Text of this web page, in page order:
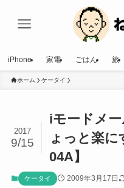
iPhone 家電 ごはん 旅
ホーム ケータイ
iモードメ
ょっと楽
04A】
2017
9/15
ケータイ 2009年3月17日